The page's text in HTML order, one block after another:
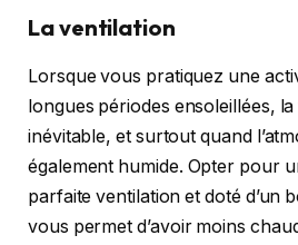
La ventilation
Lorsque vous pratiquez une
longues périodes ensoleillées,
inévitable, et surtout quand
également humide. Opter pour
parfaite ventilation et doté d’un
vous permet d’avoir moins